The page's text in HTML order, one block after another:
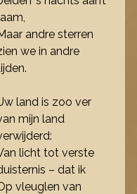
andre sterren
we in andre
land is zoo ver
mijn land
licht tot verste
– dat ik
vleuglen van